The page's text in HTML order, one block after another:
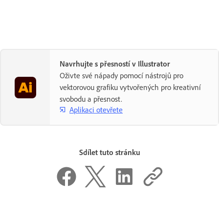
Navrhujte s přesností v Illustrator
Oživte své nápady pomocí nástrojů pro
vektorovou grafiku vytvořených pro kreativní
svobodu a přesnost.
Aplikaci otevřete
Sdílet tuto stránku